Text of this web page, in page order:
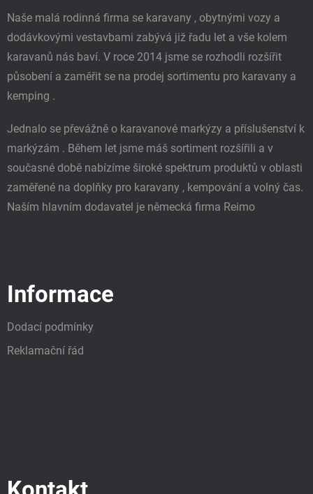
Naše malá rodinná firma se karavany , obytnými vozy a
dodávkovými vestavbami zabývá již řadu let a vše kolem
karavanů nás baví. V roce 2014 jsme se rozhodli rozšířit
působení a zaměřit se na prodej sortimentu pro karavany a
kemping .
Jednalo se převážně o karavanové markýzy a příslušenství k
markýzám . Během let jsme máš sortiment rozšířili a v
současné době nabízíme široké spektrum produktů v oblasti
zaměřené na doplňky pro karavany , kempování a volný čas.
Naším hlavním dodavatel je německá firma Reimo
Informace
Dodací podmínky
Reklamační řád